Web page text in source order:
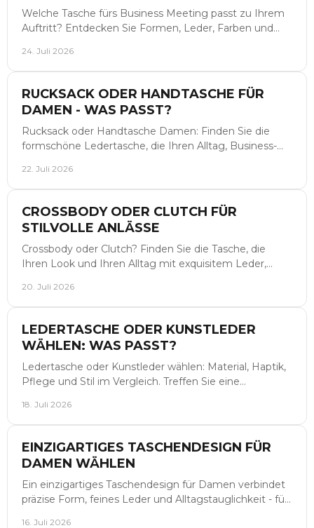
Welche Tasche fürs Business Meeting passt zu Ihrem
Auftritt? Entdecken Sie Formen, Leder, Farben und
24. Juli 2026
RUCKSACK ODER HANDTASCHE FÜR
DAMEN - WAS PASST?
Rucksack oder Handtasche Damen: Finden Sie die
formschöne Ledertasche, die Ihren Alltag, Business-
begleitet.
22. Juli 2026
CROSSBODY ODER CLUTCH FÜR
STILVOLLE ANLÄSSE
Crossbody oder Clutch? Finden Sie die Tasche, die
Ihren Look und Ihren Alltag mit exquisitem Leder,
20. Juli 2026
LEDERTASCHE ODER KUNSTLEDER
WÄHLEN: WAS PASST?
Ledertasche oder Kunstleder wählen: Material, Haptik,
Pflege und Stil im Vergleich. Treffen Sie eine
18. Juli 2026
EINZIGARTIGES TASCHENDESIGN FÜR
DAMEN WÄHLEN
Ein einzigartiges Taschendesign für Damen verbindet
präzise Form, feines Leder und Alltagstauglichkeit - für
16. Juli 2026